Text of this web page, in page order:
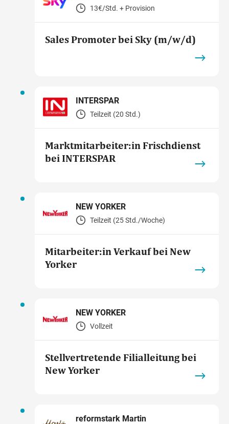
13€/Std. + Provision
Sales Promoter bei Sky (m/w/d)
INTERSPAR
Teilzeit (20 Std.)
Marktmitarbeiter:in Frischdienst
bei INTERSPAR
NEW YORKER
Teilzeit (25 Std./Woche)
Mitarbeiter:in Verkauf bei New
Yorker
NEW YORKER
Vollzeit
Stellvertretende Filialleitung bei
New Yorker
reformstark Martin